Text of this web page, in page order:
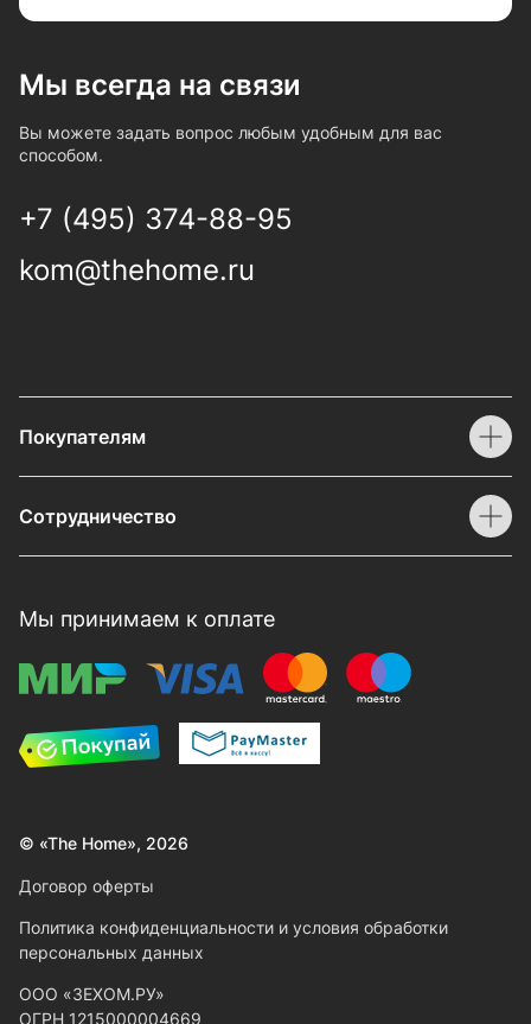
Мы всегда на связи
Вы можете задать вопрос любым удобным для вас
способом.
+7 (495) 374-88-95
kom@thehome.ru
Покупателям
Сотрудничество
Мы принимаем к оплате
© «The Home», 2026
Договор оферты
Политика конфиденциальности и условия обработки
персональных данных
ООО «ЗЕХОМ.РУ»
ОГРН 1215000004669